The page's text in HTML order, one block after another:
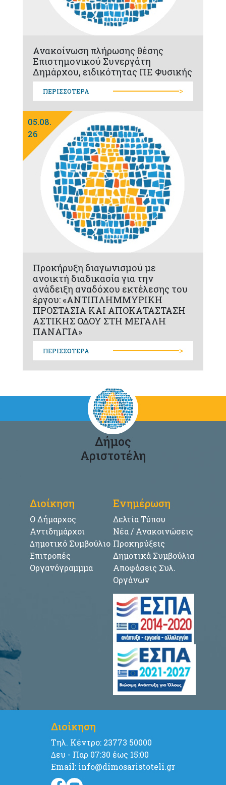
Ανακοίνωση πλήρωσης θέσης
Επιστημονικού Συνεργάτη
Δημάρχου, ειδικότητας ΠΕ Φυσικής
ΠΕΡΙΣΣΟΤΕΡΑ >
05.08.
26
Προκήρυξη διαγωνισμού με
ανοικτή διαδικασία για την
ανάδειξη αναδόχου εκτέλεσης του
έργου: «ΑΝΤΙΠΛΗΜΜΥΡΙΚΗ
ΠΡΟΣΤΑΣΙΑ ΚΑΙ ΑΠΟΚΑΤΑΣΤΑΣΗ
ΑΣΤΙΚΗΣ ΟΔΟΥ ΣΤΗ ΜΕΓΑΛΗ
ΠΑΝΑΓΙΑ»
ΠΕΡΙΣΣΟΤΕΡΑ >
Δήμος
Αριστοτέλη
Διοίκηση
Ο Δήμαρχος
Αντιδημάρχοι
∆ημοτικό Συμβούλιο
Επιτροπές
Οργανόγραμμμα
Ενημέρωση
Δελτία Τύπου
Νέα / Ανακοινώσεις
Προκηρύξεις
Δημοτικά Συμβούλια
Αποφάσεις Συλ.
Οργάνων
Διοίκηση
Tηλ. Κέντρο: 23773 50000
∆ευ - Παρ 07:30 έως 15:00
Email: info@dimosaristoteli.gr